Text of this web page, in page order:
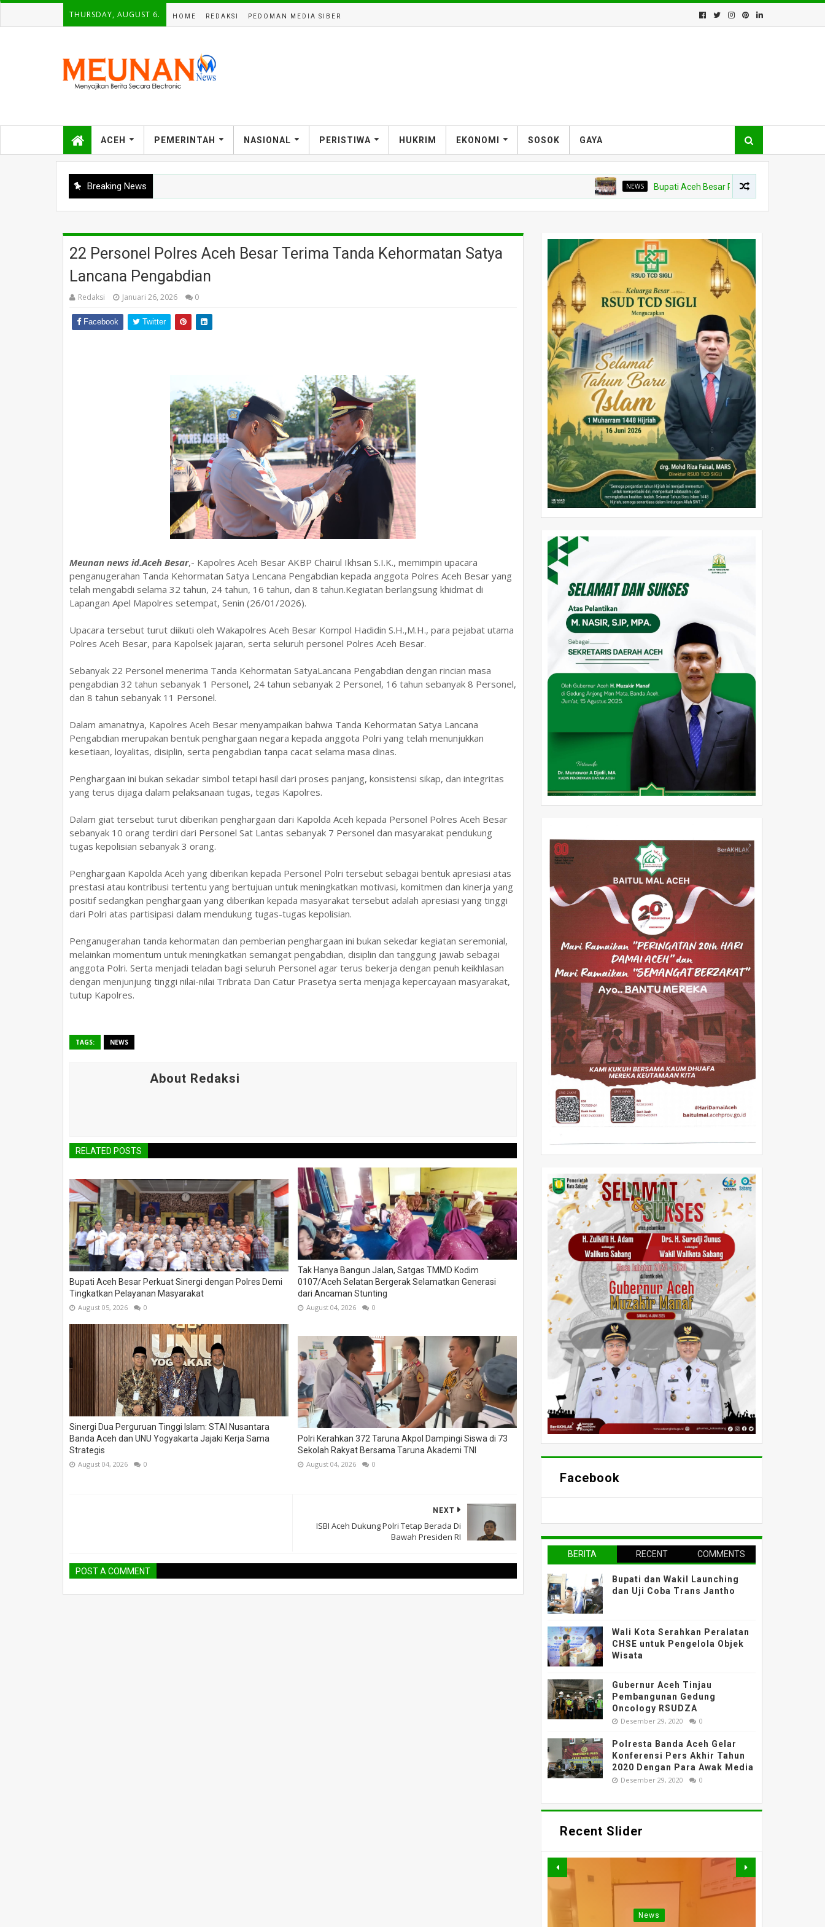
THURSDAY, AUGUST 6. HOME REDAKSI PEDOMAN MEDIA SIBER
ACEH PEMERINTAH NASIONAL PERISTIWA HUKRIM EKONOMI SOSOK GAYA
Breaking News NEWS Bupati Aceh Besar Perkuat Sinergi dengan Polres
22 Personel Polres Aceh Besar Terima Tanda Kehormatan Satya
Lancana Pengabdian
Redaksi Januari 26, 2026 0
Facebook Twitter
Meunan news id.Aceh Besar,- Kapolres Aceh Besar AKBP Chairul Ikhsan S.I.K., memimpin upacara
penganugerahan Tanda Kehormatan Satya Lencana Pengabdian kepada anggota Polres Aceh Besar yang
telah mengabdi selama 32 tahun, 24 tahun, 16 tahun, dan 8 tahun.Kegiatan berlangsung khidmat di
Lapangan Apel Mapolres setempat, Senin (26/01/2026).
Upacara tersebut turut diikuti oleh Wakapolres Aceh Besar Kompol Hadidin S.H.,M.H., para pejabat utama
Polres Aceh Besar, para Kapolsek jajaran, serta seluruh personel Polres Aceh Besar.
Sebanyak 22 Personel menerima Tanda Kehormatan SatyaLancana Pengabdian dengan rincian masa
pengabdian 32 tahun sebanyak 1 Personel, 24 tahun sebanyak 2 Personel, 16 tahun sebanyak 8 Personel,
dan 8 tahun sebanyak 11 Personel.
Dalam amanatnya, Kapolres Aceh Besar menyampaikan bahwa Tanda Kehormatan Satya Lancana
Pengabdian merupakan bentuk penghargaan negara kepada anggota Polri yang telah menunjukkan
kesetiaan, loyalitas, disiplin, serta pengabdian tanpa cacat selama masa dinas.
Penghargaan ini bukan sekadar simbol tetapi hasil dari proses panjang, konsistensi sikap, dan integritas
yang terus dijaga dalam pelaksanaan tugas, tegas Kapolres.
Dalam giat tersebut turut diberikan penghargaan dari Kapolda Aceh kepada Personel Polres Aceh Besar
sebanyak 10 orang terdiri dari Personel Sat Lantas sebanyak 7 Personel dan masyarakat pendukung
tugas kepolisian sebanyak 3 orang.
Penghargaan Kapolda Aceh yang diberikan kepada Personel Polri tersebut sebagai bentuk apresiasi atas
prestasi atau kontribusi tertentu yang bertujuan untuk meningkatkan motivasi, komitmen dan kinerja yang
positif sedangkan penghargaan yang diberikan kepada masyarakat tersebut adalah apresiasi yang tinggi
dari Polri atas partisipasi dalam mendukung tugas-tugas kepolisian.
Penganugerahan tanda kehormatan dan pemberian penghargaan ini bukan sekedar kegiatan seremonial,
melainkan momentum untuk meningkatkan semangat pengabdian, disiplin dan tanggung jawab sebagai
anggota Polri. Serta menjadi teladan bagi seluruh Personel agar terus bekerja dengan penuh keikhlasan
dengan menjunjung tinggi nilai-nilai Tribrata Dan Catur Prasetya serta menjaga kepercayaan masyarakat,
tutup Kapolres.
TAGS: NEWS
About Redaksi
RELATED POSTS
Bupati Aceh Besar Perkuat Sinergi dengan Polres Demi
Tingkatkan Pelayanan Masyarakat
August 05, 2026 0
Tak Hanya Bangun Jalan, Satgas TMMD Kodim
0107/Aceh Selatan Bergerak Selamatkan Generasi
dari Ancaman Stunting
August 04, 2026 0
Sinergi Dua Perguruan Tinggi Islam: STAI Nusantara
Banda Aceh dan UNU Yogyakarta Jajaki Kerja Sama
Strategis
August 04, 2026 0
Polri Kerahkan 372 Taruna Akpol Dampingi Siswa di 73
Sekolah Rakyat Bersama Taruna Akademi TNI
August 04, 2026 0
NEXT
ISBI Aceh Dukung Polri Tetap Berada Di
Bawah Presiden RI
POST A COMMENT
Facebook
BERITA
RECENT COMMENTS
Bupati dan Wakil Launching
dan Uji Coba Trans Jantho
Wali Kota Serahkan Peralatan
CHSE untuk Pengelola Objek
Wisata
Gubernur Aceh Tinjau
Pembangunan Gedung
Oncology RSUDZA
Desember 29, 2020 0
Polresta Banda Aceh Gelar
Konferensi Pers Akhir Tahun
2020 Dengan Para Awak Media
Desember 29, 2020 0
Recent Slider
News